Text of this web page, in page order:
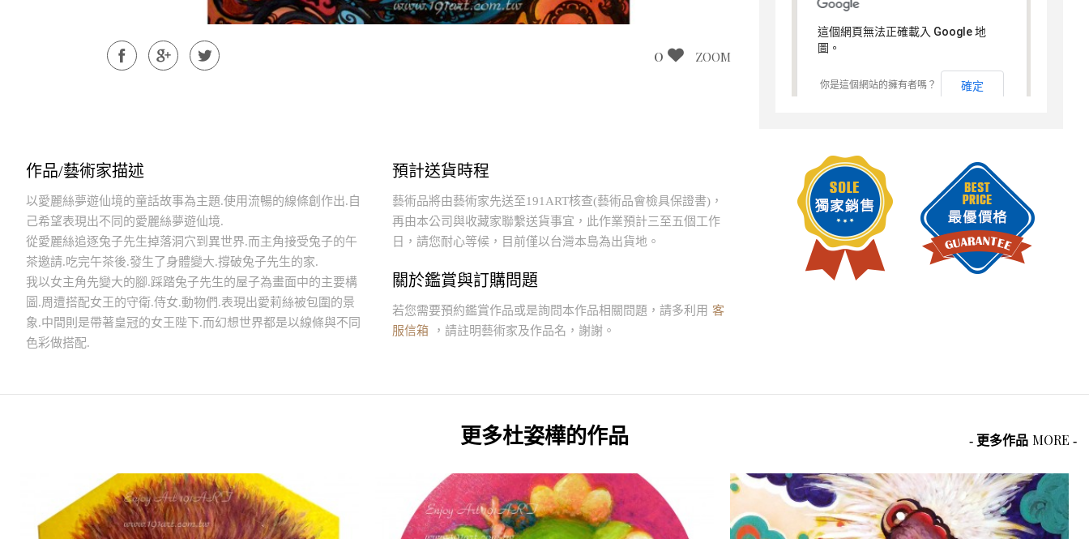
0 ZOOM
作品/藝術家描述
以愛麗絲夢遊仙境的童話故事為主題.使用流暢的線條創作出.自
己希望表現出不同的愛麗絲夢遊仙境.
從愛麗絲追逐兔子先生掉落洞穴到異世界.而主角接受兔子的午
茶邀請.吃完午茶後.發生了身體變大.撐破兔子先生的家.
我以女主角先變大的腳.踩踏兔子先生的屋子為畫面中的主要構
圖.周遭搭配女王的守衛.侍女.動物們.表現出愛莉絲被包圍的景
象.中間則是帶著皇冠的女王陛下.而幻想世界都是以線條與不同
色彩做搭配.
預計送貨時程
藝術品將由藝術家先送至191ART核查(藝術品會檢具保證書)，
再由本公司與收藏家聯繫送貨事宜，此作業預計三至五個工作
日，請您耐心等候，目前僅以台灣本島為出貨地。
關於鑑賞與訂購問題
若您需要預約鑑賞作品或是詢問本作品相關問題，請多利用 客
服信箱
，請註明藝術家及作品名，謝謝。
這個網頁無法正確載入 Google 地
圖。
你是這個網站的擁有者嗎？ 確定
更多杜姿樺的作品 - 更多作品 MORE -